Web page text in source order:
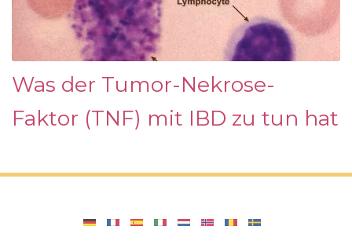
Was der Tumor-Nekrose-
Faktor (TNF) mit IBD zu tun hat